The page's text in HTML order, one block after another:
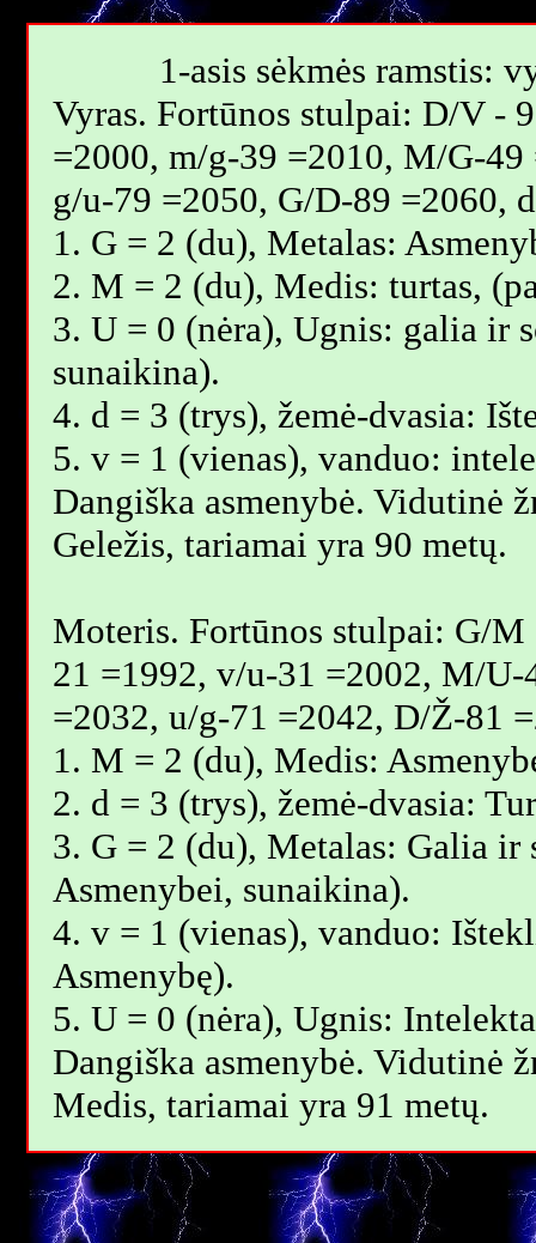
1-asis sėkmės ramstis:
Vyras. Fortūnos stulpai: D/V -
=2000, m/g-39 =2010, M/G-
g/u-79 =2050, G/D-89 =2060,
1. G = 2 (du), Metalas:
2. M = 2 (du), Medis: turtas,
3. U = 0 (nėra), Ugnis: galia ir
sunaikina).
4. d = 3 (trys), žemė-dvasia:
5. v = 1 (vienas), vanduo:
Dangiška asmenybė. Vidutinė
Geležis, tariamai yra 90 metų.
Moteris. Fortūnos stulpai: G/
21 =1992, v/u-31 =2002, M/
=2032, u/g-71 =2042, D/Ž-81
1. M = 2 (du), Medis:
2. d = 3 (trys), žemė-dvasia:
3. G = 2 (du), Metalas: Galia ir
Asmenybei, sunaikina).
4. v = 1 (vienas), vanduo:
Asmenybę).
5. U = 0 (nėra), Ugnis:
Dangiška asmenybė. Vidutinė
Мedis, tariamai yra 91 metų.